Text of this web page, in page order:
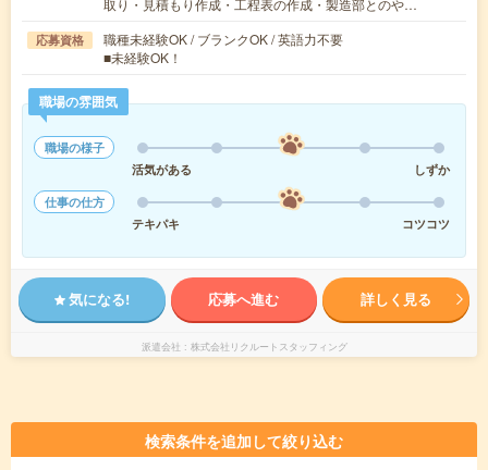
取り・見積もり作成・工程表の作成・製造部とのや…
応募資格
職種未経験OK / ブランクOK / 英語力不要
■未経験OK！
職場の雰囲気
職場の様子
活気がある
しずか
仕事の仕方
テキパキ
コツコツ
気になる! 応募へ進む 詳しく見る
派遣会社 株式会社リクルートスタッフィング
検索条件を追加して絞り込む